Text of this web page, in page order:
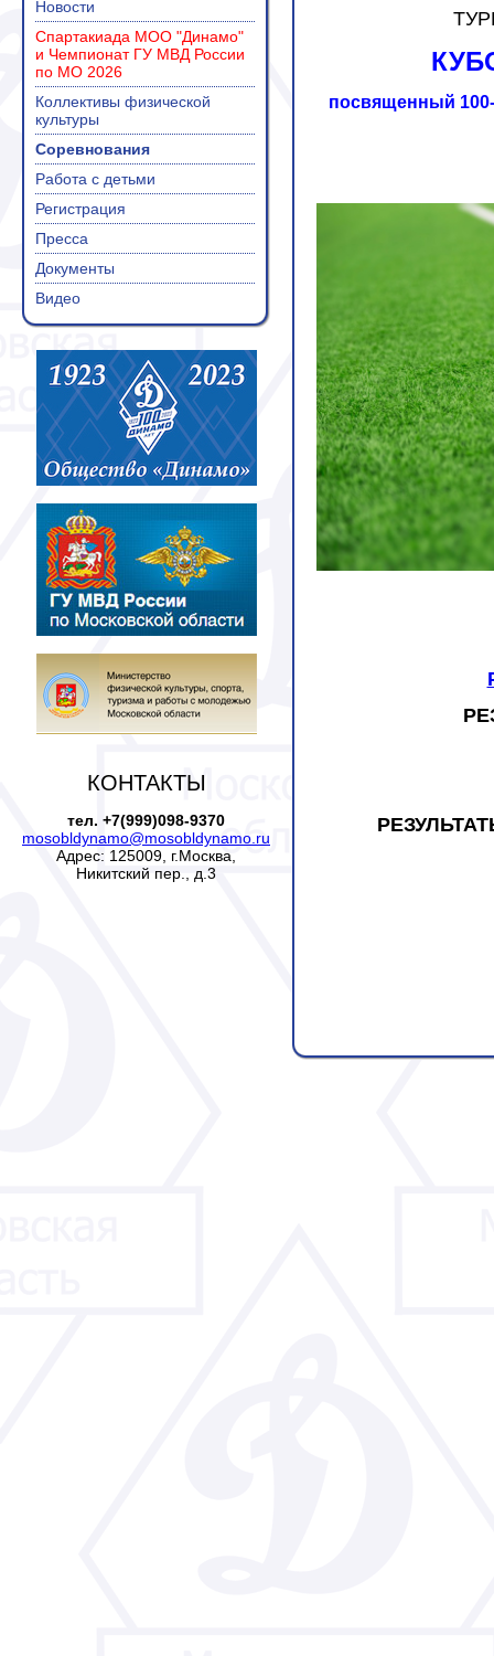
Новости
Спартакиада МОО "Динамо"
и Чемпионат ГУ МВД России
по МО 2026
Коллективы физической
культуры
Соревнования
Работа с детьми
Регистрация
Пресса
Документы
Видео
КОНТАКТЫ
тел. +7(999)098-9370
mosobldynamo@mosobldynamo.ru
Адрес: 125009, г.Москва,
Никитский пер., д.3
посвященный